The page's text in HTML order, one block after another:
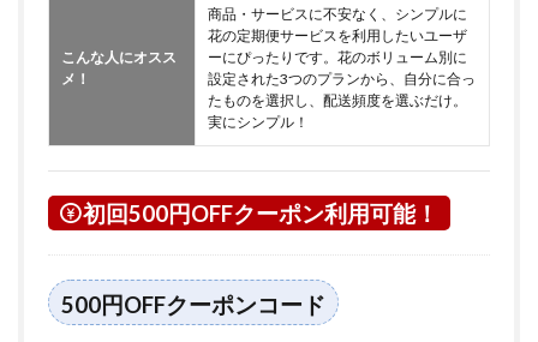
こんな人にオスス
メ！
商品・サービスに不安なく、シンプルに
花の定期便サービスを利用したいユーザ
ーにぴったりです。花のボリューム別に
設定された3つのプランから、自分に合っ
たものを選択し、配送頻度を選ぶだけ。
実にシンプル！
初回500円OFFクーポン利用可能！
500円OFFクーポンコード